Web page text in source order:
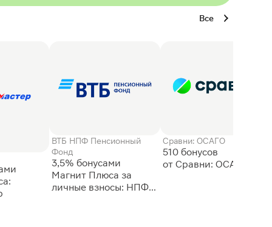
Все
ВТБ НПФ Пенсионный
Фонд
3,5% бонусами
Магнит Плюса за
личные взносы: НПФ
Сравни: ОСАГО
510 бонусов